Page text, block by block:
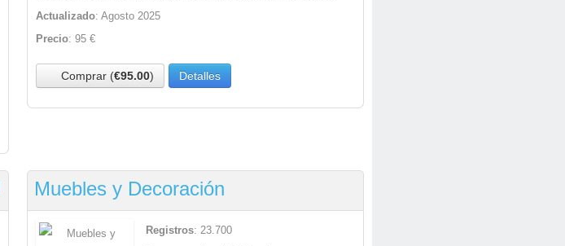
Actualizado: Agosto 2025
Precio: 95 €
Comprar (€95.00) Detalles
Muebles y Decoración
Registros: 23.700